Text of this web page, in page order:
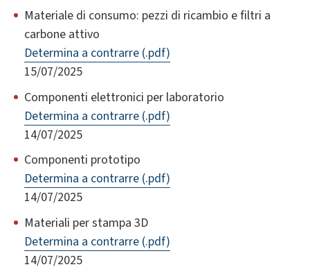
Materiale di consumo: pezzi di ricambio e filtri a
carbone attivo
Determina a contrarre (.pdf)
15/07/2025
Componenti elettronici per laboratorio
Determina a contrarre (.pdf)
14/07/2025
Componenti prototipo
Determina a contrarre (.pdf)
14/07/2025
Materiali per stampa 3D
Determina a contrarre (.pdf)
14/07/2025